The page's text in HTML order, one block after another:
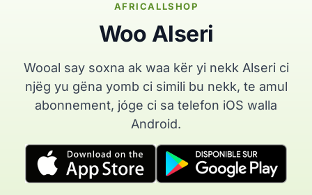
AFRICALLSHOP
Woo Alseri
Wooal say soxna ak waa kër yi nekk Alseri ci
njëg yu gëna yomb ci simili bu nekk, te amul
abonnement, jóge ci sa telefon iOS walla
Android.